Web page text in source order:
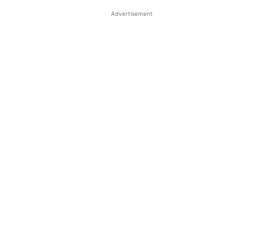
Advertisement